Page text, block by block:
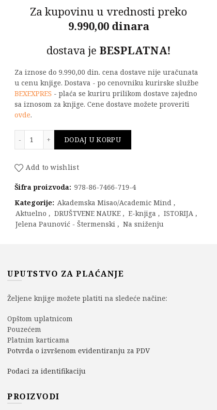
Za kupovinu u vrednosti preko
9.990,00 dinara
dostava je BESPLATNA!
Za iznose do 9.990,00 din. cena dostave nije uračunata
u cenu knjige. Dostava - po cenovniku kurirske službe
BEXEXPRES - plaća se kuriru prilikom dostave zajedno
sa iznosom za knjige. Cene dostave možete proveriti
ovde.
DODAJ U KORPU
Add to wishlist
Šifra proizvoda: 978-86-7466-719-4
Kategorije: Akademska Misao/Academic Mind ,
Aktuelno , DRUŠTVENE NAUKE , E-knjiga , ISTORIJA ,
Jelena Paunović - Štermenski , Na sniženju
UPUTSTVO ZA PLAĆANJE
Željene knjige možete platiti na sledeće načine:
Opštom uplatnicom
Pouzećem
Platnim karticama
Potvrda o izvršenom evidentiranju za PDV
Podaci za identifikaciju
PROIZVODI